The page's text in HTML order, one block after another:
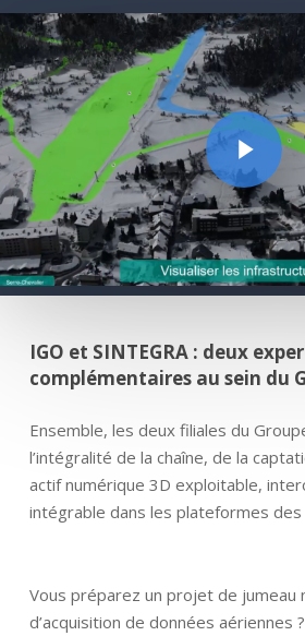
Video
Play Video
IGO et SINTEGRA : deux
complémentaires au sein du
Ensemble, les deux filiales du
l’intégralité de la chaîne, de la
actif numérique 3D exploitable,
intégrable dans les plateformes
Vous préparez un projet de jumeau
d’acquisition de données aériennes ?
Jumeau
Solutions 3D
Références